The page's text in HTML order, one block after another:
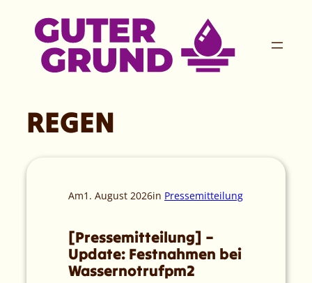
springen
REGEN
Am1. August 2026in Pressemitteilung
[Pressemitteilung] –
Update: Festnahmen bei
Wassernotrufpm2